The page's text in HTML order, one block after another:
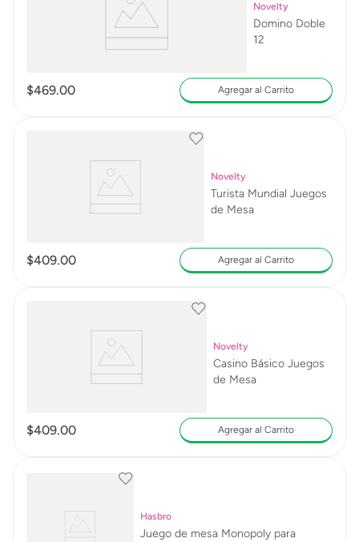
Novelty
Domino Doble
12
$469.00 Agregar al Carrito
Novelty
Turista Mundial Juegos
de Mesa
$409.00 Agregar al Carrito
Novelty
Casino Básico Juegos
de Mesa
$409.00 Agregar al Carrito
Hasbro
Juego de mesa Monopoly para